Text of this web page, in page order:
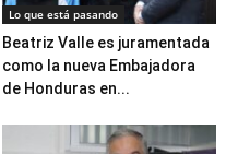
Lo que está pasando
Beatriz Valle es juramentada
como la nueva Embajadora
de Honduras en...